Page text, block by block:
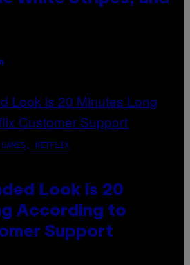
GAMES, NETFLIX
Look is 20
According to
Support